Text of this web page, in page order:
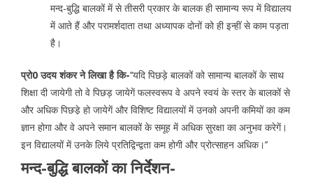
मन्द-बुद्धि बालकों में से तीसरी प्रकार के बालक ही सामान्य रूप में विद्यालय
में आते हैं और परामर्शदाता तथा अध्यापक दोनों को ही इन्हीं से काम पड़ता
है।
प्रो0 उदय शंकर ने लिखा है कि-’’यदि पिछड़े बालकों को सामान्य बालकों के साथ
शिक्षा दी जायेगी तो वे पिछड़ जायेगें फलस्वरूप वे अपने स्वयं के स्तर के बालकों से
और अधिक पिछडे़ हो जायेगें और विशिष्ट विद्यालयों में उनको अपनी कमियों का कम
ज्ञान होगा और वे अपने समान बालकों के समूह में अधिक सुरक्षा का अनुभव करेगें।
इन विद्यालयों में उनके लिये प्रतिद्विन्द्वता कम होगी और प्रोत्साहन अधिक।’’
मन्द-बुद्धि बालकों का निर्देशन-